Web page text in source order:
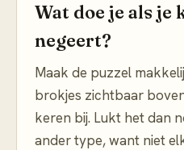
Wat doe je als je
negeert?
Maak de puzzel
brokjes zichtbaar
keren bij. Lukt het dan
ander type, want niet